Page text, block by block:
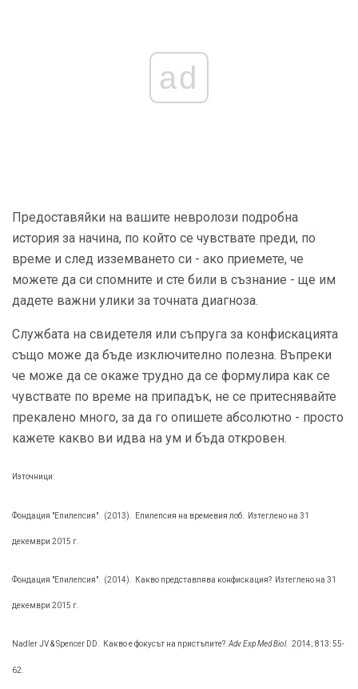
ad
Предоставяйки на вашите невролози подробна
история за начина, по който се чувствате преди, по
време и след изземването си - ако приемете, че
можете да си спомните и сте били в съзнание - ще им
дадете важни улики за точната диагноза.
Службата на свидетеля или съпруга за конфискацията
също може да бъде изключително полезна. Въпреки
че може да се окаже трудно да се формулира как се
чувствате по време на припадък, не се притеснявайте
прекалено много, за да го опишете абсолютно - просто
кажете какво ви идва на ум и бъда откровен.
Източници:
Фондация "Епилепсия". (2013). Епилепсия на времевия лоб. Изтеглено на 31
декември 2015 г.
Фондация "Епилепсия". (2014). Какво представлява конфискация? Изтеглено на 31
декември 2015 г.
Nadler JV & Spencer DD. Какво е фокусът на пристъпите? Adv Exp Med Biol. 2014; 813: 55-
62.